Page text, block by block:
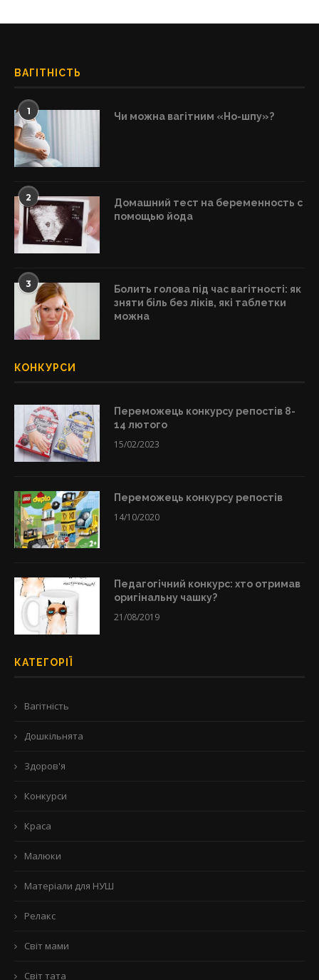
ВАГІТНІСТЬ
1 Чи можна вагітним «Но-шпу»?
2
Домашний тест на беременность с
помощью йода
3
Болить голова під час вагітності: як
зняти біль без ліків, які таблетки
можна
КОНКУРСИ
Переможець конкурсу репостів 8-
14 лютого
15/02/2023
Переможець конкурсу репостів
14/10/2020
Педагогічний конкурс: хто отримав
оригінальну чашку?
21/08/2019
КАТЕГОРІЇ
Вагітність
Дошкільнята
Здоров'я
Конкурси
Краса
Малюки
Матеріали для НУШ
Релакс
Світ мами
Світ тата